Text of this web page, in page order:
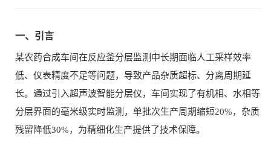
一、引言
某农药合成车间在反应釜分层监测中长期面临人工采样效率
低、仪表精度不足等问题，导致产品杂质超标、分离周期延
长。通过引入超声波智能分层仪，车间实现了有机相、水相等
分层界面的毫米级实时监测，单批次生产周期缩短20%，杂质
残留降低30%，为精细化生产提供了技术保障。